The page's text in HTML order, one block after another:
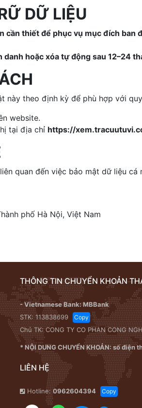
DỮ LIỆU
cần thiết để phục vụ mục đích ban
danh hoặc xóa tự động sau 12–24
này theo định kỳ để phù hợp với
website.
tại địa chỉ https://
quan đến việc bảo mật dữ liệu cá
phố Hà Nội, Việt Nam
THÔNG TIN CHUYỂN KHOẢN
- Vietnamese Bank: MBBank
STK:113838699 Copy
Chủ TK: CONG TY CO PHAN CONG
* NỘI DUNG CHUYỂN KHOẢN: số điện
LIÊN HỆ
Hotline:0962604394 Copy